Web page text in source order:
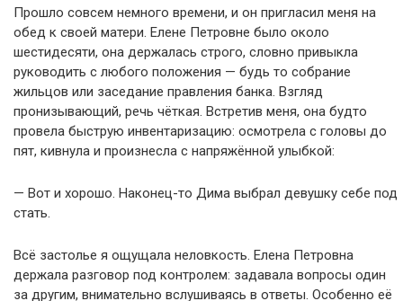
Прошло совсем немного времени, и он пригласил меня на
обед к своей матери. Елене Петровне было около
шестидесяти, она держалась строго, словно привыкла
руководить с любого положения — будь то собрание
жильцов или заседание правления банка. Взгляд
пронизывающий, речь чёткая. Встретив меня, она будто
провела быструю инвентаризацию: осмотрела с головы до
пят, кивнула и произнесла с напряжённой улыбкой:
— Вот и хорошо. Наконец-то Дима выбрал девушку себе под
стать.
Всё застолье я ощущала неловкость. Елена Петровна
держала разговор под контролем: задавала вопросы один
за другим, внимательно вслушиваясь в ответы. Особенно её